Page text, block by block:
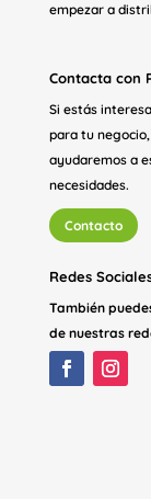
empezar a
Contacta con
Si estás
para tu
ayudaremos a
necesidades.
Contacto
Redes
También
de nuestras